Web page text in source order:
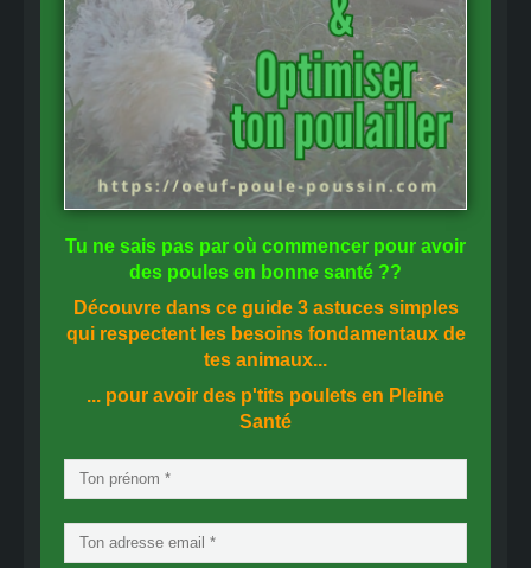
Tu ne sais pas par où commencer pour avoir
des poules en bonne santé ??
Découvre dans ce guide 3 astuces simples
qui respectent les besoins fondamentaux de
tes animaux...
... pour avoir des p'tits poulets en Pleine
Santé